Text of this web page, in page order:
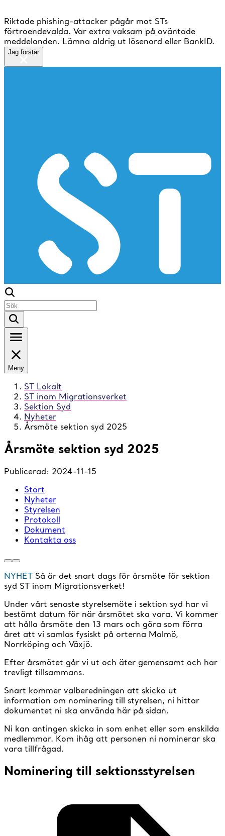
Riktade phishing-attacker pågår mot STs
förtroendevalda. Var extra vaksam på oväntade
meddelanden. Lämna aldrig ut lösenord eller BankID.
Jag förstår
Meny
ST Lokalt
ST inom Migrationsverket
Sektion Syd
Nyheter
Årsmöte sektion syd 2025
Årsmöte sektion syd 2025
Publicerad: 2024-11-15
Start
Nyheter
Styrelsen
Protokoll
Dokument
Kontakta oss
NYHET Så är det snart dags för årsmöte för sektion
syd ST inom Migrationsverket!
Under vårt senaste styrelsemöte i sektion syd har vi
bestämt datum för när årsmötet ska vara. Vi kommer
att hålla årsmöte den 13 mars och göra som förra
året att vi samlas fysiskt på orterna Malmö,
Norrköping och Växjö.
Efter årsmötet går vi ut och äter gemensamt och har
trevligt tillsammans.
Snart kommer valberedningen att skicka ut
information om nominering till styrelsen, ni hittar
dokumentet ni ska använda här på sidan.
Ni kan antingen skicka in som enhet eller som enskilda
medlemmar. Kom ihåg att personen ni nominerar ska
vara tillfrågad.
Nominering till sektionsstyrelsen